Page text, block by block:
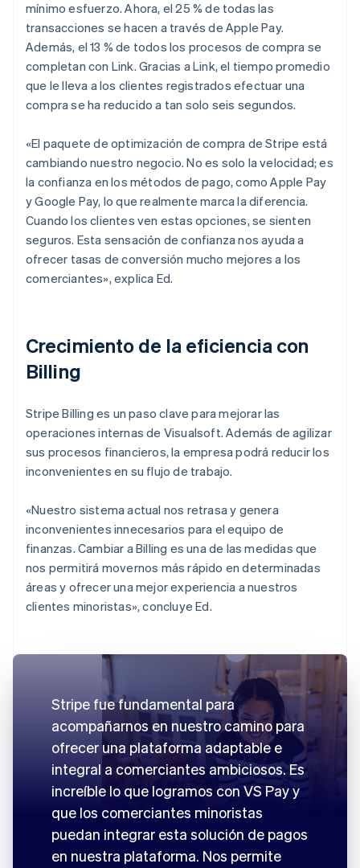
mínimo esfuerzo. Ahora, el 25 % de todas las
transacciones se hacen a través de Apple Pay.
Además, el 13 % de todos los procesos de compra se
completan con Link. Gracias a Link, el tiempo promedio
que le lleva a los clientes registrados efectuar una
compra se ha reducido a tan solo seis segundos.
«El paquete de optimización de compra de Stripe está
cambiando nuestro negocio. No es solo la velocidad; es
la confianza en los métodos de pago, como Apple Pay
y Google Pay, lo que realmente marca la diferencia.
Cuando los clientes ven estas opciones, se sienten
seguros. Esta sensación de confianza nos ayuda a
ofrecer tasas de conversión mucho mejores a los
comerciantes», explica Ed.
Crecimiento de la eficiencia con
Billing
Stripe Billing es un paso clave para mejorar las
operaciones internas de Visualsoft. Además de agilizar
sus procesos financieros, la empresa podrá reducir los
inconvenientes en su flujo de trabajo.
«Nuestro sistema actual nos retrasa y genera
inconvenientes innecesarios para el equipo de
finanzas. Cambiar a Billing es una de las medidas que
nos permitirá movernos más rápido en determinadas
áreas y ofrecer una mejor experiencia a nuestros
clientes minoristas», concluye Ed.
Stripe fue fundamental para
acompañarnos en nuestro camino para
ofrecer una plataforma adaptable e
integral a comerciantes ambiciosos. Es
increíble lo que logramos con VS Pay y
que los comerciantes minoristas
puedan integrar esta solución de pagos
en nuestra plataforma. Nos permite